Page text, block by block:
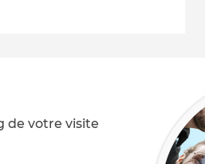
de votre visite